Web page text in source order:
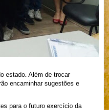
estado. Além de trocar
encaminhar sugestões e
para o futuro exercício da